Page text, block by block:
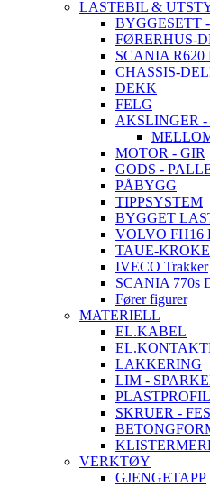
LASTEBIL &
BYGGESETT
FØRERHUS-
SCANIA
CHASSIS-
DEKK
FELG
AKSLINGER -
MOTOR - GIR
GODS -
PÅBYGG
TIPPSYSTEM
BYGGET
VOLVO FH16
TAUE-
IVECO Trakker
SCANIA 770s
Fører figurer
MATERIELL
EL.KABEL
LAKKERING
LIM -
PLASTPROFIL
SKRUER -
VERKTØY
GJENGETAPP